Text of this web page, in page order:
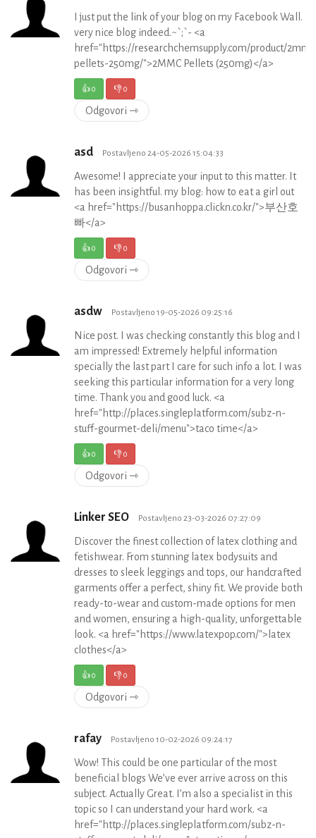
I just put the link of your blog on my Facebook Wall.
very nice blog indeed.~`;`- <a
href="https://researchchemsupply.com/product/
pellets-250mg/">2MMC Pellets (250mg)</a>
👍0 👎0
Odgovori ⇾
asd Postavljeno 24-05-2026 15:04:33
Awesome! I appreciate your input to this matter. It
has been insightful. my blog: how to eat a girl out
<a href="https://busanhoppa.clickn.co.kr/">부산호
빠</a>
👍0 👎0
Odgovori ⇾
asdw Postavljeno 19-05-2026 09:25:16
Nice post. I was checking constantly this blog and I
am impressed! Extremely helpful information
specially the last part I care for such info a lot. I was
seeking this particular information for a very long
time. Thank you and good luck. <a
href="http://places.singleplatform.com/subz-n-
stuff-gourmet-deli/menu">taco time</a>
👍0 👎0
Odgovori ⇾
Linker SEO Postavljeno 23-03-2026 07:27:09
Discover the finest collection of latex clothing and
fetishwear. From stunning latex bodysuits and
dresses to sleek leggings and tops, our handcrafted
garments offer a perfect, shiny fit. We provide both
ready-to-wear and custom-made options for men
and women, ensuring a high-quality, unforgettable
look. <a href="https://www.latexpop.com/">latex
clothes</a>
👍0 👎0
Odgovori ⇾
rafay Postavljeno 10-02-2026 09:24:17
Wow! This could be one particular of the most
beneficial blogs We’ve ever arrive across on this
subject. Actually Great. I’m also a specialist in this
topic so I can understand your hard work. <a
href="http://places.singleplatform.com/subz-n-